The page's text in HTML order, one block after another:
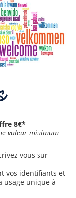
8€*
valeur minimum
vous sur
vos identifiants et
usage unique à